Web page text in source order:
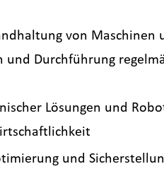
von
Durchführung
Lösungen und
und